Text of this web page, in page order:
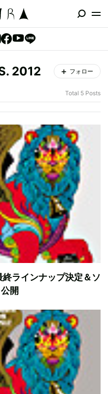
2012 フォロー
Total 5 Posts
終ラインナップ決定＆ソ
開